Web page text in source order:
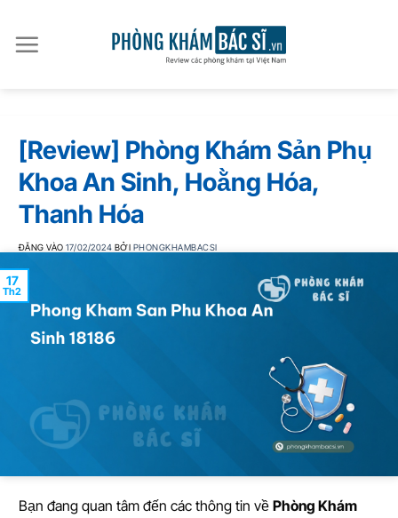
qua
nội
[Review] Phòng Khám Sản Phụ
Khoa An Sinh, Hoằng Hóa,
Thanh Hóa
ĐĂNG VÀO17/02/2024 BỞI PHONGKHAMBACSI
17
Th2
Bạn đang quan tâm đến các thông tin về Phòng Khám